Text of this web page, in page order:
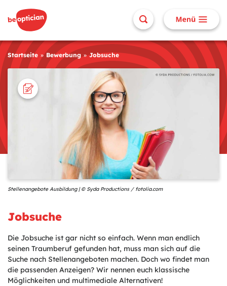
Startseite Bewerbung Jobsuche
Stellenangebote Ausbildung | © Syda Productions / fotolia.com
Jobsuche
Die Jobsuche ist gar nicht so einfach. Wenn man endlich
seinen Traumberuf gefunden hat, muss man sich auf die
Suche nach Stellenangeboten machen. Doch wo findet man
die passenden Anzeigen? Wir nennen euch klassische
Möglichkeiten und multimediale Alternativen!